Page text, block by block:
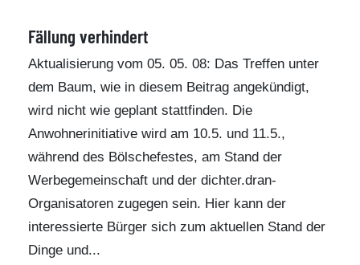
Fällung verhindert
Aktualisierung vom 05. 05. 08: Das Treffen unter
dem Baum, wie in diesem Beitrag angekündigt,
wird nicht wie geplant stattfinden. Die
Anwohnerinitiative wird am 10.5. und 11.5.,
während des Bölschefestes, am Stand der
Werbegemeinschaft und der dichter.dran-
Organisatoren zugegen sein. Hier kann der
interessierte Bürger sich zum aktuellen Stand der
Dinge und...